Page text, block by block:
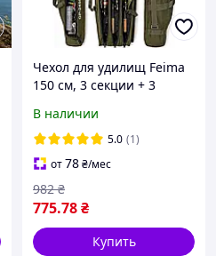
Чехол для удилищ Feima
150 см, 3 секции + 3
хаки
В наличии
5.0 (1)
от78₴/мес
775.78₴
982 ₴
Купить